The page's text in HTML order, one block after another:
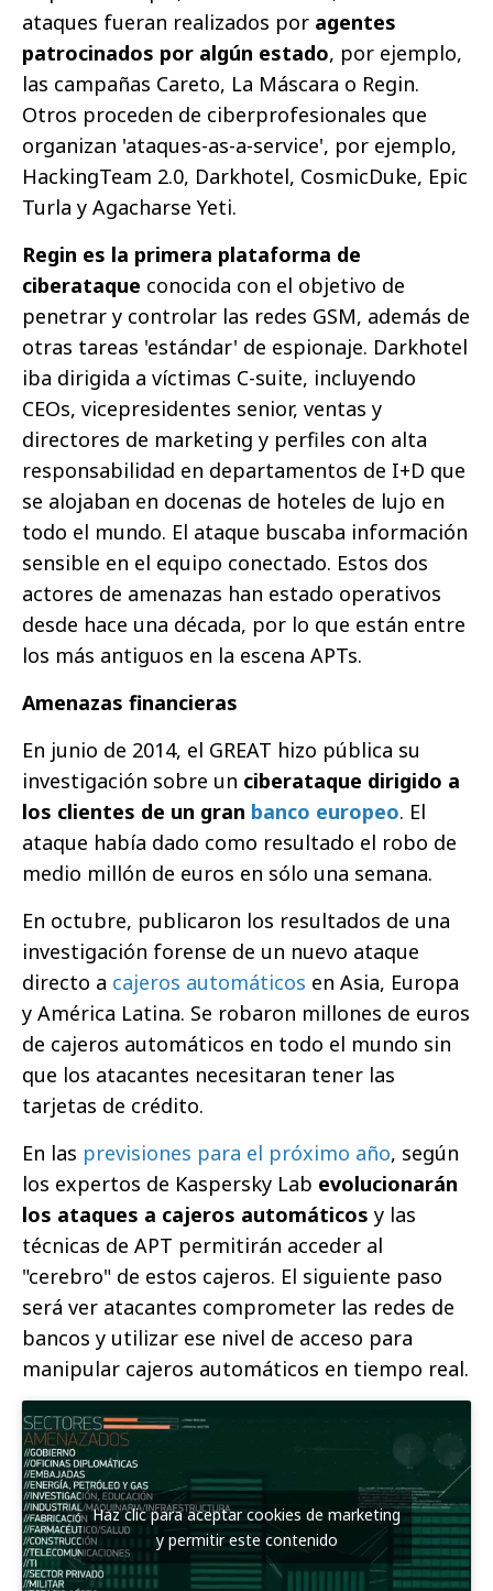
ataques fueran realizados por agentes
patrocinados por algún estado, por ejemplo,
las campañas Careto, La Máscara o Regin.
Otros proceden de ciberprofesionales que
organizan 'ataques-as-a-service', por ejemplo,
HackingTeam 2.0, Darkhotel, CosmicDuke, Epic
Turla y Agacharse Yeti.
Regin es la primera plataforma de
ciberataque conocida con el objetivo de
penetrar y controlar las redes GSM, además de
otras tareas 'estándar' de espionaje. Darkhotel
iba dirigida a víctimas C-suite, incluyendo
CEOs, vicepresidentes senior, ventas y
directores de marketing y perfiles con alta
responsabilidad en departamentos de I+D que
se alojaban en docenas de hoteles de lujo en
todo el mundo. El ataque buscaba información
sensible en el equipo conectado. Estos dos
actores de amenazas han estado operativos
desde hace una década, por lo que están entre
los más antiguos en la escena APTs.
Amenazas financieras
En junio de 2014, el GREAT hizo pública su
investigación sobre un ciberataque dirigido a
los clientes de un gran banco europeo. El
ataque había dado como resultado el robo de
medio millón de euros en sólo una semana.
En octubre, publicaron los resultados de una
investigación forense de un nuevo ataque
directo a cajeros automáticos en Asia, Europa
y América Latina. Se robaron millones de euros
de cajeros automáticos en todo el mundo sin
que los atacantes necesitaran tener las
tarjetas de crédito.
En las previsiones para el próximo año, según
los expertos de Kaspersky Lab evolucionarán
los ataques a cajeros automáticos y las
técnicas de APT permitirán acceder al
"cerebro" de estos cajeros. El siguiente paso
será ver atacantes comprometer las redes de
bancos y utilizar ese nivel de acceso para
manipular cajeros automáticos en tiempo real.
Haz clic para aceptar cookies de marketing
y permitir este contenido